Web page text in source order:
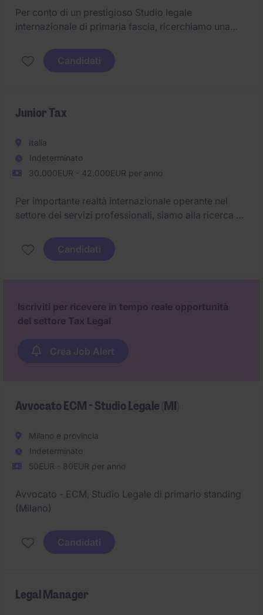
Per conto di un prestigioso Studio legale
internazionale di primaria fascia, ricerchiamo una
sede di MilanoCandidati
Junior Tax
Italia
Indeterminato
30.000EUR - 42.000EUR per anno
Per importante realtà internazionale operante nel
settore dei servizi professionali, siamo alla ricerca di
team Tax con sede a Milano.
Candidati
Iscriviti per ricevere in tempo reale opportunità
del settore Tax Legal
Crea Job Alert
Avvocato ECM - Studio Legale (MI)
Milano e provincia
Indeterminato
50EUR - 80EUR per anno
Avvocato - ECM, Studio Legale di primario standing
(Milano)
Candidati
Legal Manager